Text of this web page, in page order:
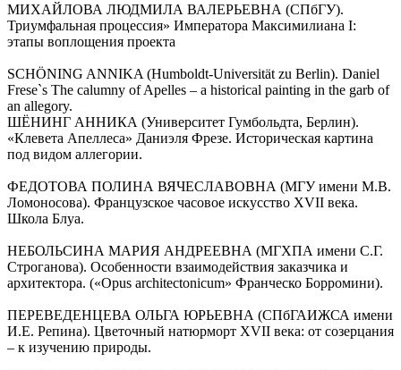
МИХАЙЛОВА ЛЮДМИЛА ВАЛЕРЬЕВНА (СПбГУ).
Триумфальная процессия» Императора Максимилиана I:
этапы воплощения проекта
SCHÖNING ANNIKA (Humboldt-Universität zu Berlin). Daniel
Frese`s The calumny of Apelles – a historical painting in the garb of
an allegory.
ШЁНИНГ АННИКА (Университет Гумбольдта, Берлин).
«Клевета Апеллеса» Даниэля Фрезе. Историческая картина
под видом аллегории.
ФЕДОТОВА ПОЛИНА ВЯЧЕСЛАВОВНА (МГУ имени М.В.
Ломоносова). Французское часовое искусство XVII века.
Школа Блуа.
НЕБОЛЬСИНА МАРИЯ АНДРЕЕВНА (МГХПА имени С.Г.
Строганова). Особенности взаимодействия заказчика и
архитектора. («Opus architectonicum» Франческо Борромини).
ПЕРЕВЕДЕНЦЕВА ОЛЬГА ЮРЬЕВНА (СПбГАИЖСА имени
И.Е. Репина). Цветочный натюрморт XVII века: от созерцания
– к изучению природы.